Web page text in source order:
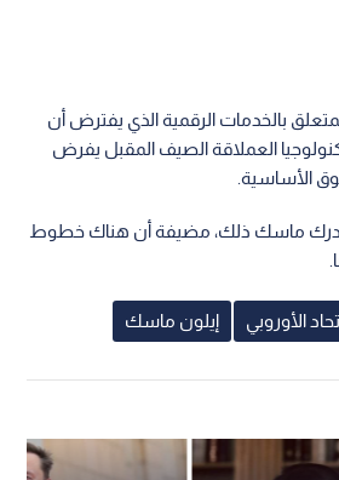
بالخدمات الرقمية الذي يفترض أن
العملاقة الصيف المقبل يفرض
الأساسية.
ماسك ذلك، مضيفة أن هناك خطوط
الأوروبي إيلون ماسك